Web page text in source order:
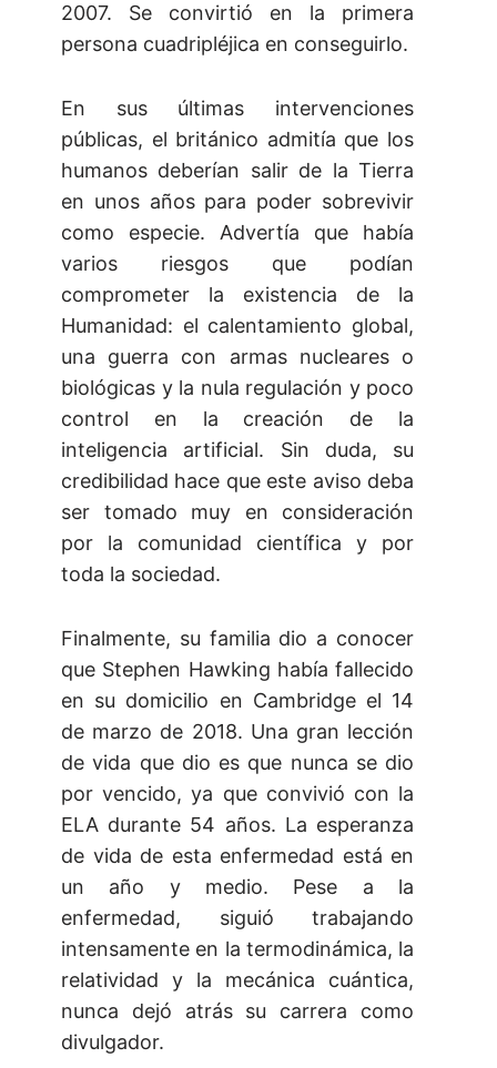
2007. Se convirtió en la primera
persona cuadripléjica en conseguirlo.
En sus últimas intervenciones
públicas, el británico admitía que los
humanos deberían salir de la Tierra
en unos años para poder sobrevivir
como especie. Advertía que había
varios riesgos que podían
comprometer la existencia de la
Humanidad: el calentamiento global,
una guerra con armas nucleares o
biológicas y la nula regulación y poco
control en la creación de la
inteligencia artificial. Sin duda, su
credibilidad hace que este aviso deba
ser tomado muy en consideración
por la comunidad científica y por
toda la sociedad.
Finalmente, su familia dio a conocer
que Stephen Hawking había fallecido
en su domicilio en Cambridge el 14
de marzo de 2018. Una gran lección
de vida que dio es que nunca se dio
por vencido, ya que convivió con la
ELA durante 54 años. La esperanza
de vida de esta enfermedad está en
un año y medio. Pese a la
enfermedad, siguió trabajando
intensamente en la termodinámica, la
relatividad y la mecánica cuántica,
nunca dejó atrás su carrera como
divulgador.